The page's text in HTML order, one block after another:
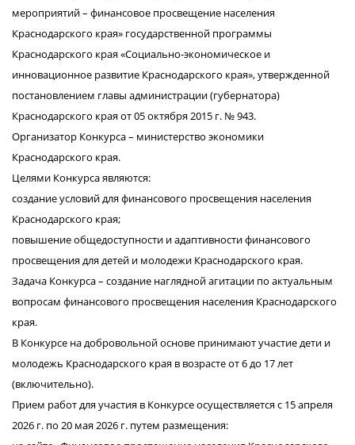
мероприятий – финансовое просвещение населения
Краснодарского края» государственной программы
Краснодарского края «Социально-экономическое и
инновационное развитие Краснодарского края», утвержденной
постановлением главы администрации (губернатора)
Краснодарского края от 05 октября 2015 г. № 943.
Организатор Конкурса – министерство экономики
Краснодарского края.
Целями Конкурса являются:
создание условий для финансового просвещения населения
Краснодарского края;
повышение общедоступности и адаптивности финансового
просвещения для детей и молодежи Краснодарского края.
Задача Конкурса – создание наглядной агитации по актуальным
вопросам финансового просвещения населения Краснодарского
края.
В Конкурсе на добровольной основе принимают участие дети и
молодежь Краснодарского края в возрасте от 6 до 17 лет
(включительно).
Прием работ для участия в Конкурсе осуществляется с 15 апреля
2026 г. по 20 мая 2026 г. путем размещения: